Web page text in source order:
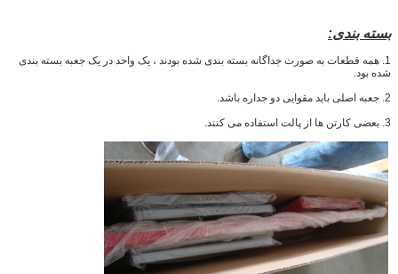
بسته بندی:
1. همه قطعات به صورت جداگانه بسته بندی شده بودند ، یک واحد در یک جعبه بسته بندی
شده بود.
2. جعبه اصلی باید مقوایی دو جداره باشد.
3. بعضی کارتن ها از پالت استفاده می کنند.